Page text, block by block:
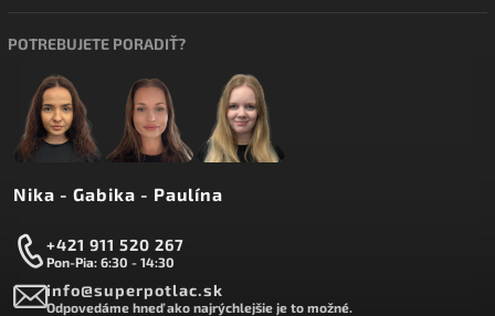
POTREBUJETE PORADIŤ?
Nika - Gabika - Paulína
+421 911 520 267
Pon-Pia: 6:30 - 14:30
info@superpotlac.sk
Odpovedáme hneď ako najrýchlejšie je to možné.